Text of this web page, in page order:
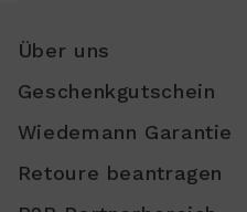
Über uns
Geschenkgutschein
Wiedemann Garantie
Retoure beantragen